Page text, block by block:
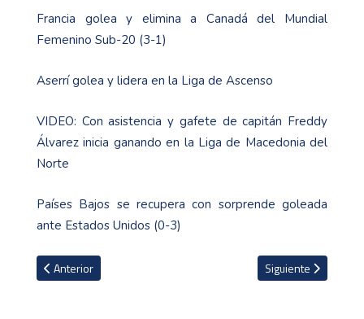
Francia golea y elimina a Canadá del Mundial
Femenino Sub-20 (3-1)
Aserrí golea y lidera en la Liga de Ascenso
VIDEO: Con asistencia y gafete de capitán Freddy
Álvarez inicia ganando en la Liga de Macedonia del
Norte
Países Bajos se recupera con sorprende goleada
ante Estados Unidos (0-3)
Artículo anterior: Periodista Ferlin Fuentes recuerda la mano de
Anterior Artículo siguiente:
Siguiente